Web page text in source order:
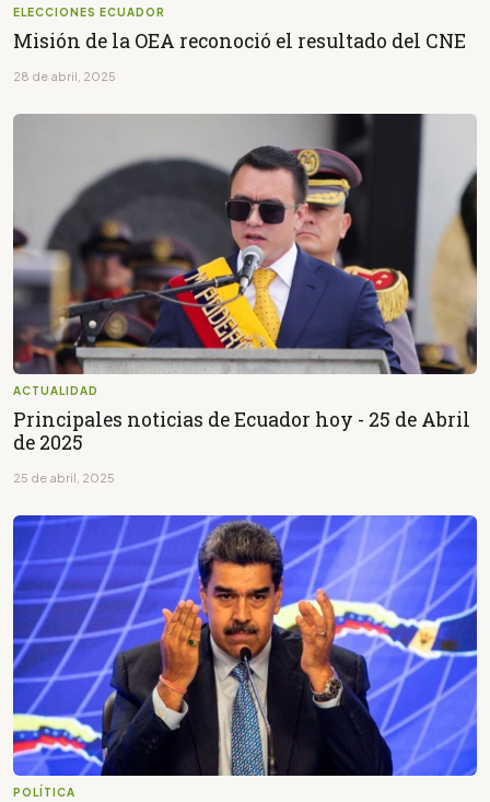
ELECCIONES ECUADOR
Misión de la OEA reconoció el resultado del CNE
28 de abril, 2025
ACTUALIDAD
Principales noticias de Ecuador hoy - 25 de Abril
de 2025
25 de abril, 2025
POLÍTICA